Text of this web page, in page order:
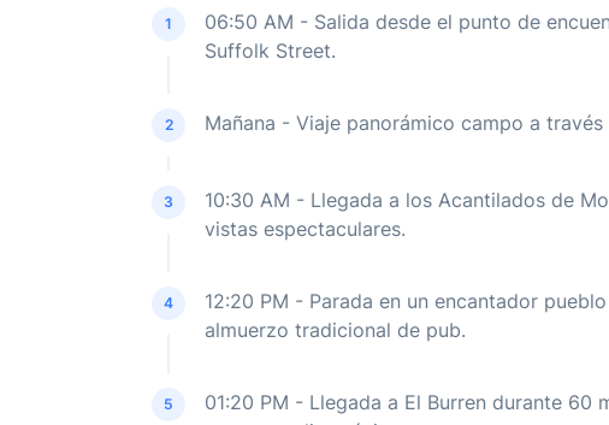
1
06:50 AM - Salida desde el punto de
Suffolk Street.
2 Mañana - Viaje panorámico campo a
3
10:30 AM - Llegada a los Acantilados de
vistas espectaculares.
4
12:20 PM - Parada en un encantador
almuerzo tradicional de pub.
5
01:20 PM - Llegada a El Burren durante 60